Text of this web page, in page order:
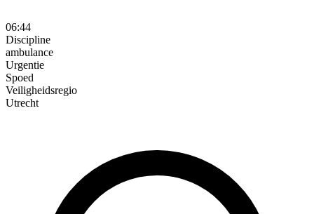
06:44
Discipline
ambulance
Urgentie
Spoed
Veiligheidsregio
Utrecht